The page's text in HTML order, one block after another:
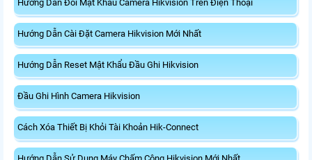
Hướng Dẫn Đổi Mật Khẩu Camera Hikvision Trên Điện Thoại
Hướng Dẫn Cài Đặt Camera Hikvision Mới Nhất
Hướng Dẫn Reset Mật Khẩu Đầu Ghi Hikvision
Đầu Ghi Hình Camera Hikvision
Cách Xóa Thiết Bị Khỏi Tài Khoản Hik-Connect